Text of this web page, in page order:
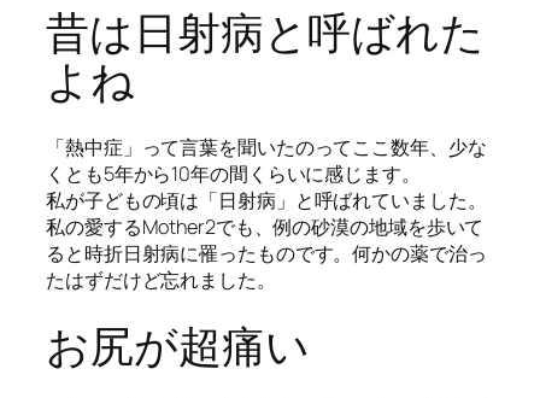
昔は日射病と呼ばれた
よね
「熱中症」って言葉を聞いたのってここ数年、少な
くとも5年から10年の間くらいに感じます。
私が子どもの頃は「日射病」と呼ばれていました。
私の愛するMother2でも、例の砂漠の地域を歩いて
ると時折日射病に罹ったものです。何かの薬で治っ
たはずだけど忘れました。
お尻が超痛い